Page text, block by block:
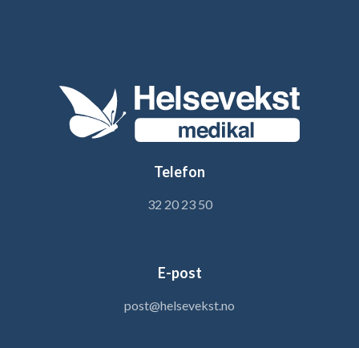
Telefon
32 20 23 50
E-post
post@helsevekst.no